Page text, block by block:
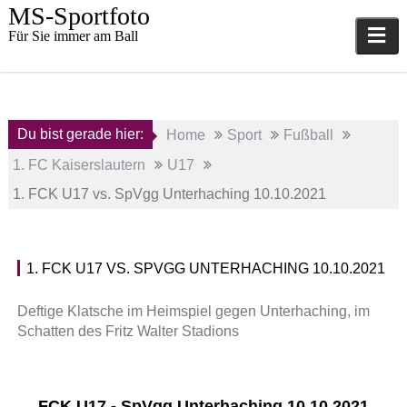
Skip
toMS-Sportfoto
Für Sie immer am Ball
Du bist gerade hier: Home Sport
Fußball
1. FC Kaiserslautern
U17
1. FCK U17 vs. SpVgg Unterhaching 10.10.2021
Oktober
a
U
7
1. FCK U17 VS. SPVGG UNTERHACHING 10.10.2021
Deftige Klatsche im Heimspiel gegen Unterhaching, im
Schatten des Fritz Walter Stadions